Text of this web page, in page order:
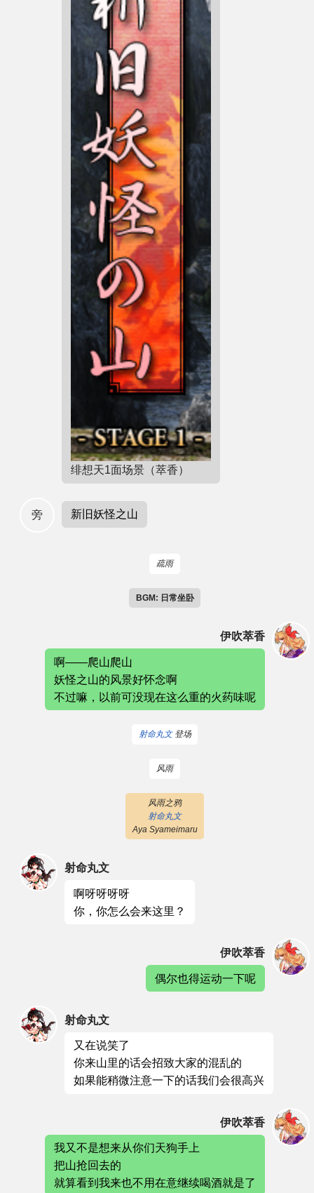
绯想天1面场景（萃香）
旁 新旧妖怪之山
疏雨
BGM: 日常坐卧
伊吹萃香
啊——爬山爬山
妖怪之山的风景好怀念啊
不过嘛，以前可没现在这么重的火药味呢
射命丸文登场
风雨
风雨之鸦
射命丸文
Aya Syameimaru
射命丸文
啊呀呀呀呀
你，你怎么会来这里？
伊吹萃香
偶尔也得运动一下呢
射命丸文
又在说笑了
你来山里的话会招致大家的混乱的
如果能稍微注意一下的话我们会很高兴
伊吹萃香
我又不是想来从你们天狗手上
把山抢回去的
就算看到我来也不用在意继续喝酒就是了
同人专辑分类
同人软件列表
同人角色列表
同人视频列表
其他形式同人
THB相关项目